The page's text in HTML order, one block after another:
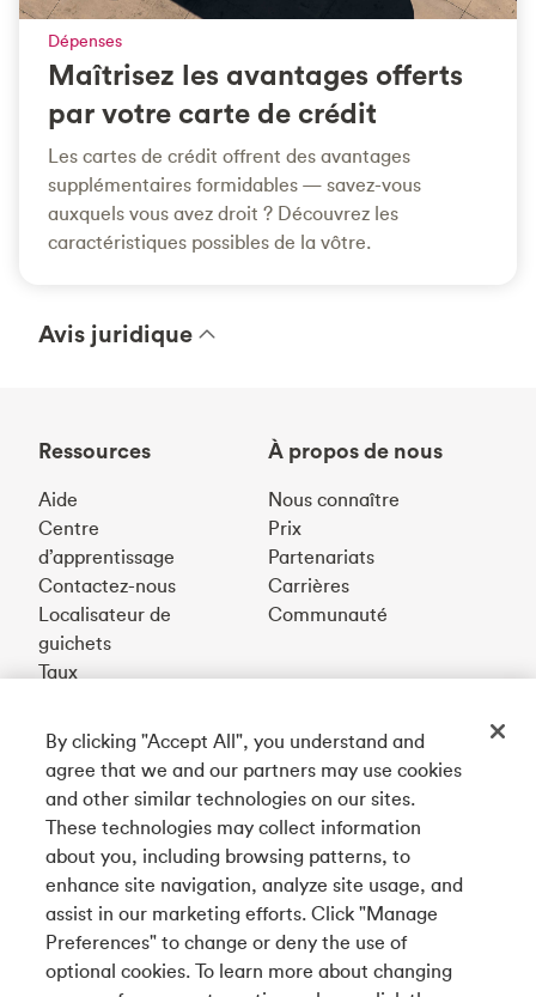
Dépenses
Maîtrisez les avantages offerts
par votre carte de crédit
Les cartes de crédit offrent des avantages
supplémentaires formidables — savez-vous
auxquels vous avez droit ? Découvrez les
caractéristiques possibles de la vôtre.
Avis juridique
Ressources
Aide
Centre
d’apprentissage
Contactez-nous
Localisateur de
guichets
Taux
À propos de nous
Nous connaître
Prix
Partenariats
Carrières
Communauté
English
Téléchargez notre appli
Connectez-vous avec nous
By clicking "Accept All", you understand and
agree that we and our partners may use cookies
and other similar technologies on our sites.
These technologies may collect information
about you, including browsing patterns, to
enhance site navigation, analyze site usage, and
assist in our marketing efforts. Click "Manage
Preferences" to change or deny the use of
optional cookies. To learn more about changing